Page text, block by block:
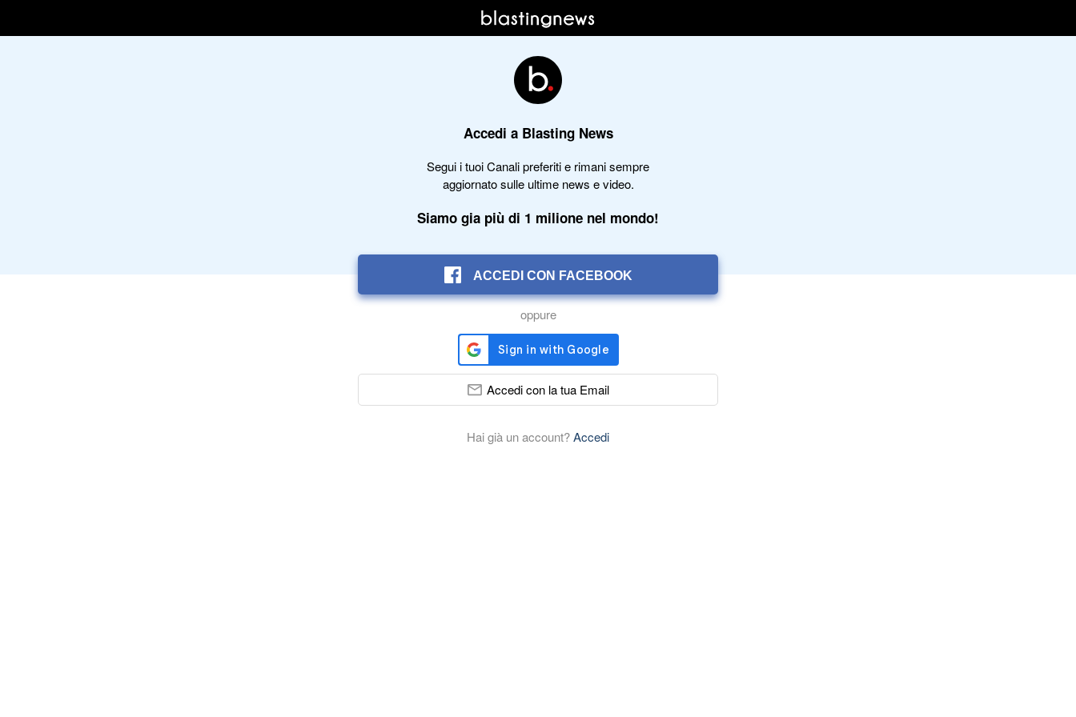
Accedi a Blasting News
Segui i tuoi Canali preferiti e rimani sempre
aggiornato sulle ultime news e video.
Siamo gia più di 1 milione nel mondo!
ACCEDI CON FACEBOOK
oppure
Accedi con la tua Email
Hai già un account?Accedi